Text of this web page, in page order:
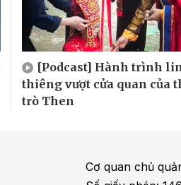
[Podcast] Hành trình
thiêng vượt cửa quan của
trò Then
Cơ quan chủ